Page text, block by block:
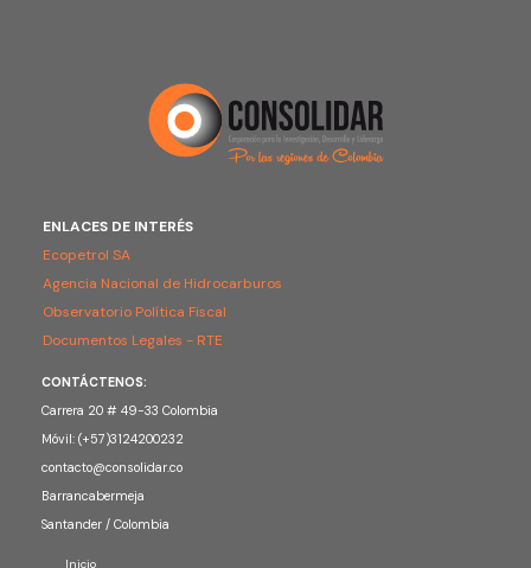
ENLACES DE INTERÉS
Ecopetrol SA
Agencia Nacional de Hidrocarburos
Observatorio Política Fiscal
Documentos Legales - RTE
CONTÁCTENOS:
Carrera 20 # 49-33 Colombia
Móvil: (+57)3124200232
contacto@consolidar.co
Barrancabermeja
Santander / Colombia
Inicio